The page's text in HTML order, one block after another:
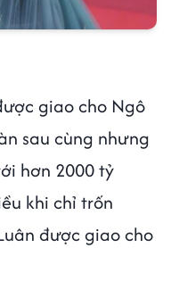
giao cho Ngô
sau cùng nhưng
hơn 2000 tỷ
khi chỉ trốn
được giao cho